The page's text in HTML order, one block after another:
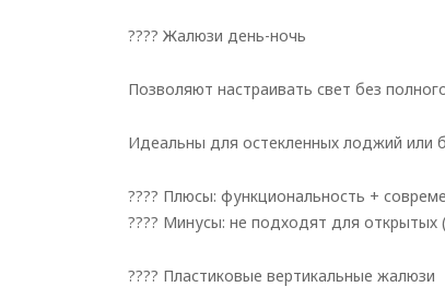
???? Жалюзи день-ночь
Позволяют настраивать свет без
Идеальны для остекленных лоджий или
???? Плюсы: функциональность +
???? Минусы: не подходят для открытых
???? Пластиковые вертикальные жалюзи